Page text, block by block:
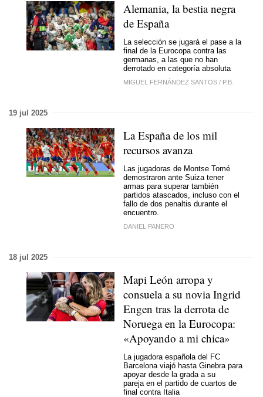
Alemania, la bestia negra
de España
La selección se jugará el pase a la
final de la Eurocopa contra las
germanas, a las que no han
derrotado en categoría absoluta
MIGUEL FERNÁNDEZ SANTOS / P.B.
19 jul 2025
La España de los mil
recursos avanza
Las jugadoras de Montse Tomé
demostraron ante Suiza tener
armas para superar también
partidos atascados, incluso con el
fallo de dos penaltis durante el
encuentro.
DANIEL PANERO
18 jul 2025
Mapi León arropa y
consuela a su novia Ingrid
Engen tras la derrota de
Noruega en la Eurocopa:
«Apoyando a mi chica»
La jugadora española del FC
Barcelona viajó hasta Ginebra para
apoyar desde la grada a su
pareja en el partido de cuartos de
final contra Italia